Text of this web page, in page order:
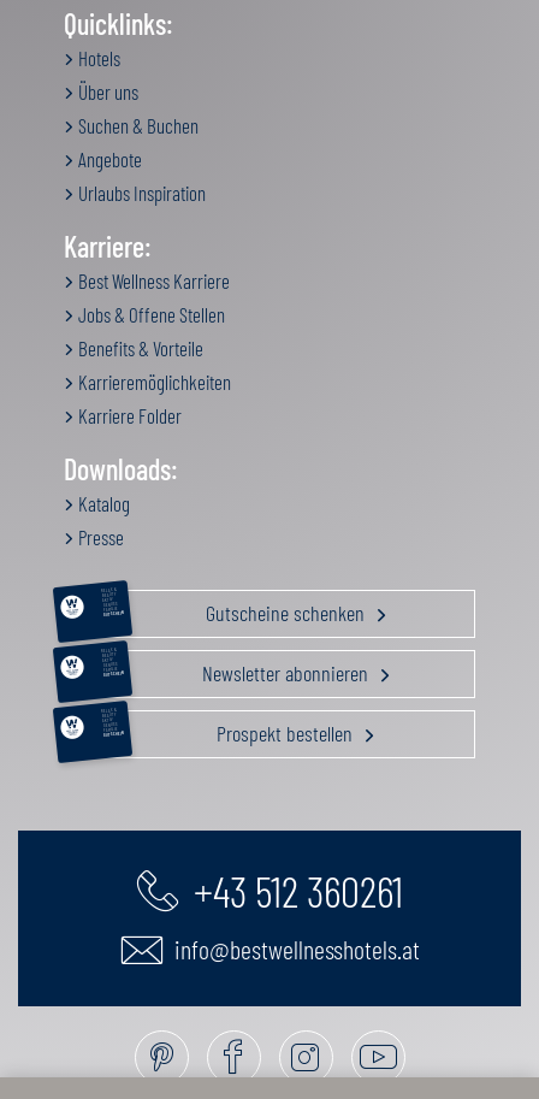
Quicklinks:
Hotels
Über uns
Suchen & Buchen
Angebote
Urlaubs Inspiration
Karriere:
Best Wellness Karriere
Jobs & Offene Stellen
Benefits & Vorteile
Karrieremöglichkeiten
Karriere Folder
Downloads:
Katalog
Presse
RELAX &
BEAUTY
AKTIV
GENUSS
FAMILIE
GUTSCHEIN Gutscheine schenken
RELAX &
BEAUTY
AKTIV
GENUSS
FAMILIE
GUTSCHEIN Newsletter abonnieren
RELAX &
BEAUTY
AKTIV
GENUSS
FAMILIE
GUTSCHEIN Prospekt bestellen
+43 512 360261
info@bestwellnesshotels.at